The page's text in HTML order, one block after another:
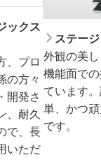
ックス
、プロ
の方々
開発さ
、耐久
で、長
いただ
ステー
外観の美し
機能面で
ています
単、かつ
です。